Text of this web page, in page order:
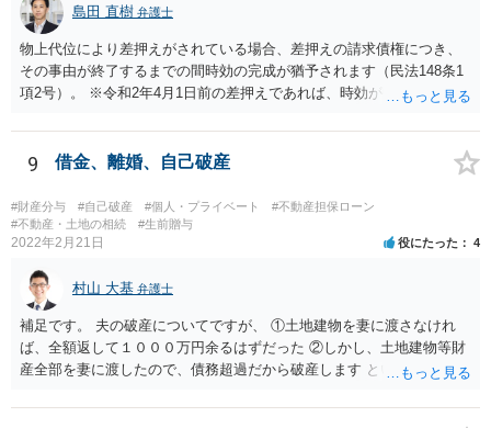
島田 直樹 弁護士
物上代位により差押えがされている場合、差押えの請求債権につき、
その事由が終了するまでの間時効の完成が猶予されます（民法148条1
項2号）。 ※令和2年4月1日前の差押えであれば、時効が中断（改正前
出をしないことで取り消された場合（民事執行法155条6項）は、民法1
48条2項の「法律の規定に従わないことによる取消し」には該当しない
（金融財政事情研究会））、取り消された時点から新たに時効が進行
することになります（民法148条2項）。 差押取消決定は所有者にも通
知されるはずですが、相続発生が裁判所にわかっていない場合には、
被相続人宛てに通知されることになります。 抵当不動産の所有者の相
続人であれば、事件の記録の閲覧謄写も可能となりますが（民事執行
法17条）、相続人であることを証明する必要があり、また、電話でど
こまで教えてくれるかは裁判所次第と思います。 民法148条 １ 次に
掲げる事由がある場合には、その事由が終了する（申立ての取下げ又
は法律の規定に従わないことによる取消しによってその事由が終了し
9 借金、離婚、自己破産
#財産分与 #自己破産 #個人・プライベート
#不動産担保ローン
#不動産・土地の相続
#生前贈与
2022年2月21日 役にたった 4
村山 大基 弁護士
補足です。 夫の破産についてですが、 ①土地建物を妻に渡さなけれ
ば、全額返して１０００万円余るはずだった ②しかし、土地建物等財
産全部を妻に渡したので、債務超過だから破産します というのは裁判
かれると良いと思います。